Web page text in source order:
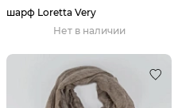
шарф Loretta Very
Нет в наличии